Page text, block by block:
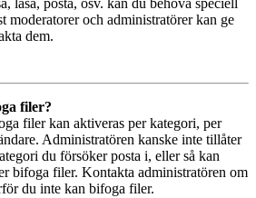
läsa, posta, osv. kan du behöva speciell
moderatorer och administratörer kan ge
dem.
filer?
filer kan aktiveras per kategori, per
Administratören kanske inte tillåter
du försöker posta i, eller så kan
bifoga filer. Kontakta administratören om
du inte kan bifoga filer.